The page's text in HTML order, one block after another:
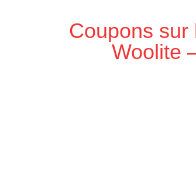
Coupons sur
Woolite